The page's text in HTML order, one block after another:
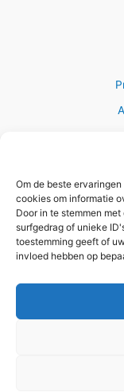
Om de beste
cookies om informatie
Door in te stemmen
surfgedrag of unieke
toestemming geeft of
invloed hebben op
Vul